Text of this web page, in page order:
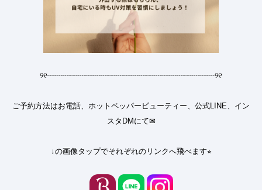
୨୧┈┈┈┈┈┈┈┈┈┈┈┈┈┈┈┈┈┈┈┈┈┈୨୧
ご予約方法はお電話、ホットペッパービューティー、公式LINE、イン
スタDMにて✉︎
↓の画像タップでそれぞれのリンクへ飛べます⭐︎